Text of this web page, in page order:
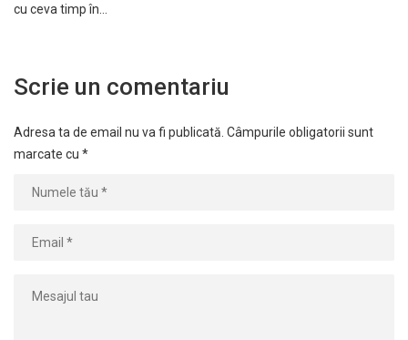
cu ceva timp în…
Scrie un comentariu
Adresa ta de email nu va fi publicată. Câmpurile obligatorii sunt
marcate cu *